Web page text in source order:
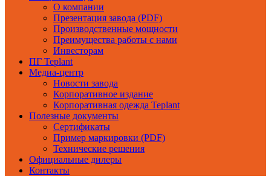
О компании
Презентация завода (PDF)
Производственные мощности
Преимущества работы с нами
Инвесторам
ПГ Teplant
Медиа-центр
Новости завода
Корпоративное издание
Корпоративная одежда Teplant
Полезные документы
Сертификаты
Пример маркировки (PDF)
Технические решения
Официальные дилеры
Контакты